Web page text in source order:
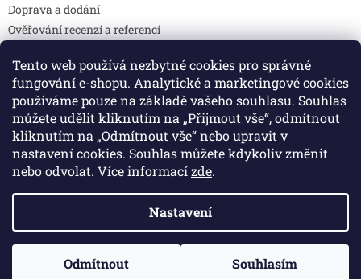
Tento web používá nezbytné cookies pro správné
fungování e-shopu. Analytické a marketingové cookies
používáme pouze na základě vašeho souhlasu. Souhlas
můžete udělit kliknutím na „Přijmout vše“, odmítnout
kliknutím na „Odmítnout vše“ nebo upravit v
nastavení cookies. Souhlas můžete kdykoliv změnit
nebo odvolat. Více informacízde.
Nastavení
Odmítnout Souhlasím
Doprava a dodání
Ověřování recenzí a referencí
Prohlášení o shodě
Způsoby platby
DOTAZY
Kontakty
Copyright 2026Colibri print. Všechna práva vyhrazena.
Upravit nastavení cookies